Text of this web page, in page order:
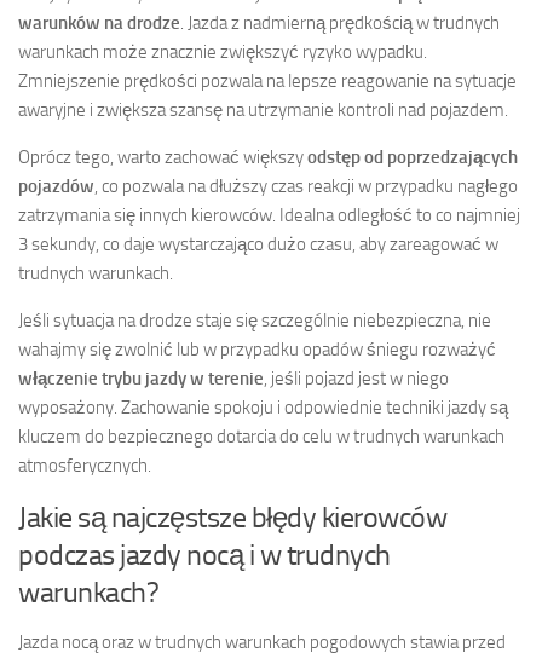
warunków na drodze . Jazda z nadmierną prędkością w trudnych
warunkach może znacznie zwiększyć ryzyko wypadku.
Zmniejszenie prędkości pozwala na lepsze reagowanie na sytuacje
awaryjne i zwiększa szansę na utrzymanie kontroli nad pojazdem.
Oprócz tego, warto zachować większyodstęp od poprzedzających
pojazdów , co pozwala na dłuższy czas reakcji w przypadku nagłego
zatrzymania się innych kierowców. Idealna odległość to co najmniej
3 sekundy, co daje wystarczająco dużo czasu, aby zareagować w
trudnych warunkach.
Jeśli sytuacja na drodze staje się szczególnie niebezpieczna, nie
wahajmy się zwolnić lub w przypadku opadów śniegu rozważyć
włączenie trybu jazdy w terenie , jeśli pojazd jest w niego
wyposażony. Zachowanie spokoju i odpowiednie techniki jazdy są
kluczem do bezpiecznego dotarcia do celu w trudnych warunkach
atmosferycznych.
Jakie są najczęstsze błędy kierowców
podczas jazdy nocą i w trudnych
warunkach?
Jazda nocą oraz w trudnych warunkach pogodowych stawia przed